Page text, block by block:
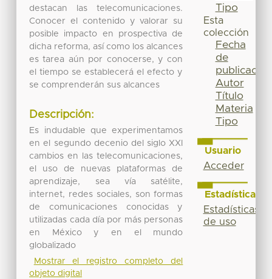
destacan las telecomunicaciones.
Conocer el contenido y valorar su
posible impacto en prospectiva de
dicha reforma, así como los alcances
es tarea aún por conocerse, y con
el tiempo se establecerá el efecto y
se comprenderán sus alcances
Descripción:
Es indudable que experimentamos
en el segundo decenio del siglo XXI
cambios en las telecomunicaciones,
el uso de nuevas plataformas de
aprendizaje, sea vía satélite,
internet, redes sociales, son formas
de comunicaciones conocidas y
utilizadas cada día por más personas
en México y en el mundo
globalizado
Mostrar el registro completo del
objeto digital
Tipo
Esta
colección
Fecha
de
publicación
Autor
Título
Materia
Tipo
Usuario
Acceder
Estadísticas
Estadísticas
de uso